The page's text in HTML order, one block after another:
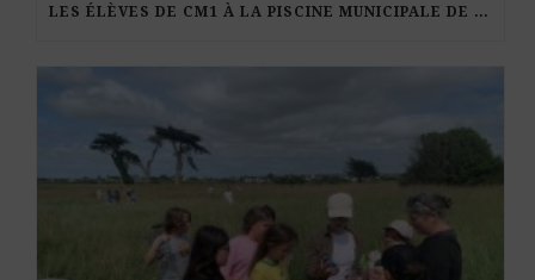
LES ÉLÈVES DE CM1 À LA PISCINE MUNICIPALE DE KERDURAND